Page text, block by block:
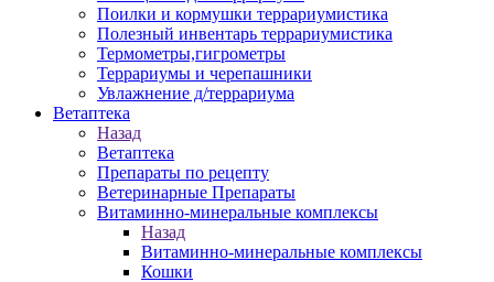
Поилки и кормушки террариумистика
Полезный инвентарь террариумистика
Термометры,гигрометры
Террариумы и черепашники
Увлажнение д/террариума
Ветаптека
Назад
Ветаптека
Препараты по рецепту
Ветеринарные Препараты
Витаминно-минеральные комплексы
Назад
Витаминно-минеральные комплексы
Кошки